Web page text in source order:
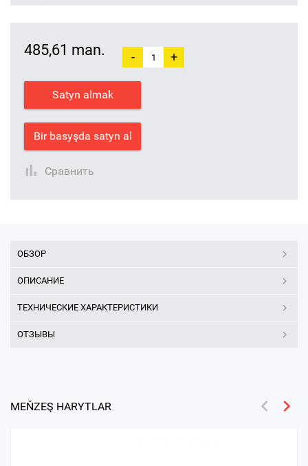
485,61 man. - +
Satyn almak
Bir basyşda satyn al
Сравнить
ОБЗОР
ОПИСАНИЕ
ТЕХНИЧЕСКИЕ ХАРАКТЕРИСТИКИ
ОТЗЫВЫ
MEŇZEŞ HARYTLAR